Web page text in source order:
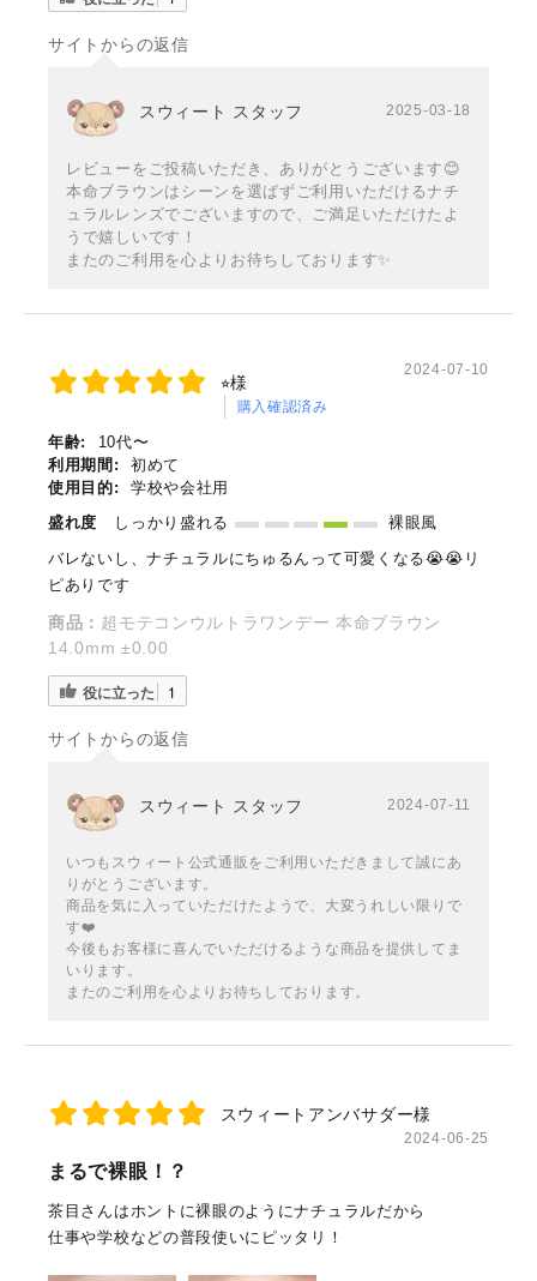
サイトからの返信
スウィート スタッフ 2025-03-18
レビューをご投稿いただき、ありがとうございます😊
本命ブラウンはシーンを選ばずご利用いただけるナチ
ュラルレンズでございますので、ご満足いただけたよ
うで嬉しいです！
またのご利用を心よりお待ちしております✨
⭐︎様
購入確認済み
2024-07-10
年齢:
10代〜
利用期間:
初めて
使用目的:
学校や会社用
盛れ度
しっかり盛れる
裸眼風
バレないし、ナチュラルにちゅるんって可愛くなる😭😭リ
ピありです
商品： 超モテコンウルトラワンデー 本命ブラウン
14.0mm ±0.00
役に立った 1
サイトからの返信
スウィート スタッフ 2024-07-11
いつもスウィート公式通販をご利用いただきまして誠にあ
りがとうございます。
商品を気に入っていただけたようで、大変うれしい限りで
す❤️
今後もお客様に喜んでいただけるような商品を提供してま
いります。
またのご利用を心よりお待ちしております。
スウィートアンバサダー様
2024-06-25
まるで裸眼！？
茶目さんはホントに裸眼のようにナチュラルだから
仕事や学校などの普段使いにピッタリ！